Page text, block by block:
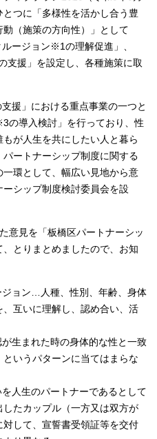
つに「多様性を活かし合う豊
（施策の方向性）」として
ージョン※1の理解促進」、
支援」を設定し、各種施策に取
援」における重点事業の一つと
の導入検討」を行っており、性
が人生を共にしたい人と暮ら
ートナーシップ制度に関する
環として、幅広い見地から意
シップ制度検討委員会を設
意見を「板橋区パートナーシッ
、とりまとめましたので、お知
ョン…人種、性別、年齢、身体
互いに理解し、認め合い、活
生まれた時の身体的な性と一致
いうパターンに当てはまらな
人生のパートナーであるとして
たカップル（一方又は双方が
して、宣誓書受領証等を交付